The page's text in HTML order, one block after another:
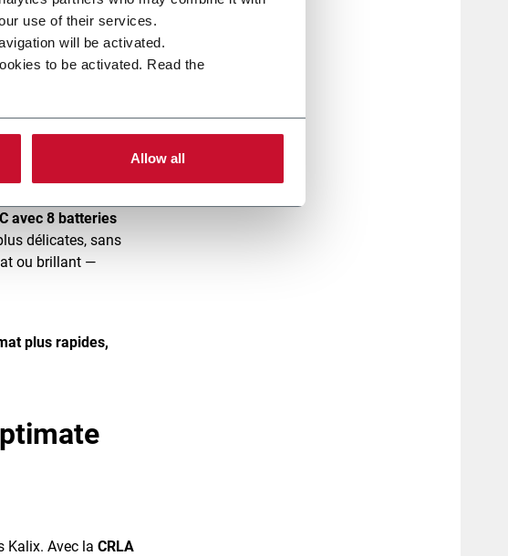
use of their services.
will be activated.
to be activated. Read the
Allow all
un contrôle total
sensoriel
d’équilibrer
de formes et de
avec 8 batteries
délicates, sans
ou brillant —
plus rapides,
Kalix. Avec la CRLA